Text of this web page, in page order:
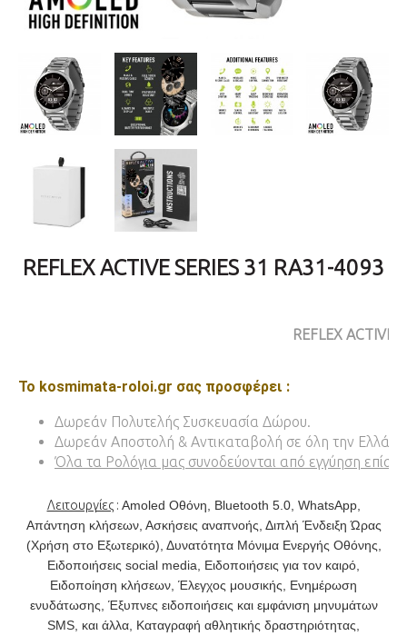
REFLEX ACTIVE SERIES 31 RA31-4093
REFLEX ACTIVE
Το kosmimata-roloi.gr σας προσφέρει :
Δωρεάν Πολυτελής Συσκευασία Δώρου.
Δωρεάν Αποστολή & Αντικαταβολή σε όλη την
Όλα τα Ρολόγια μας συνοδεύονται από εγγύηση
Λειτουργίες: Amoled Οθόνη, Bluetooth 5.0, WhatsApp,
Απάντηση κλήσεων, Ασκήσεις αναπνοής, Διπλή Ένδειξη Ώρας
(Χρήση στο Εξωτερικό), Δυνατότητα Μόνιμα Ενεργής Οθόνης,
Ειδοποιήσεις social media, Ειδοποιήσεις για τον καιρό,
Ειδοποίηση κλήσεων, Έλεγχος μουσικής, Ενημέρωση
ενυδάτωσης, Έξυπνες ειδοποιήσεις και εμφάνιση μηνυμάτων
SMS, και άλλα, Καταγραφή αθλητικής δραστηριότητας,